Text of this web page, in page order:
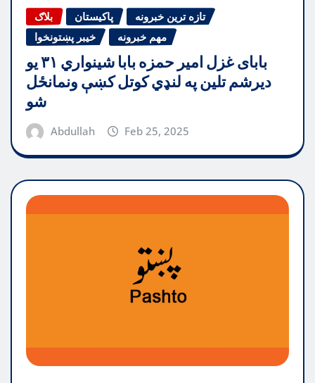
بلاګ پاکیستان
تازه ترین خبرونه
خیبر پښتونخوا
مهم خبرونه
بابای غزل امیر حمزه بابا شینواري ۳۱ یو
دیرشم تلین په لنډي کوتل کښې ونمانځل
شو
Abdullah Feb 25, 2025